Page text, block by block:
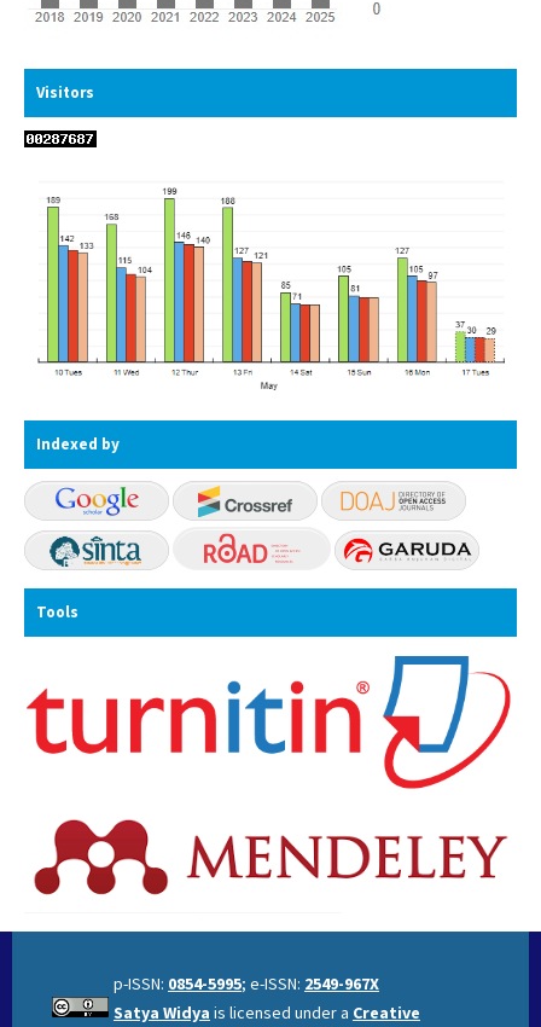
Visitors
Indexed by
Tools
p-ISSN: 0854-5995; e-ISSN: 2549-967X
Satya Widya is licensed under a Creative